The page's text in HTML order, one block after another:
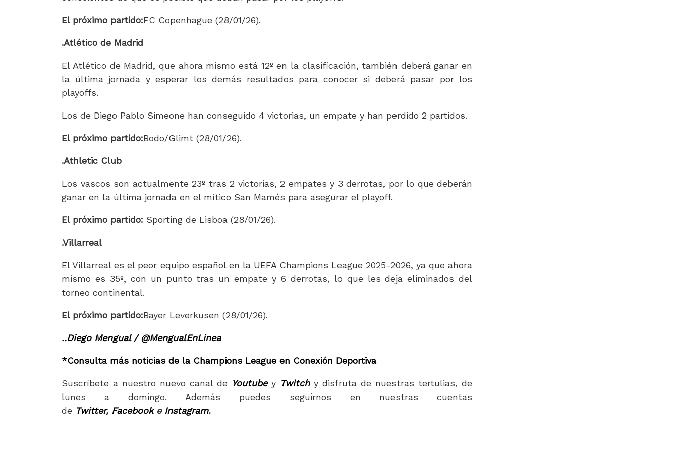
El próximo partido:FC Copenhague (28/01/26).
.Atlético de Madrid
El Atlético de Madrid, que ahora mismo está 12º en la clasificación, también deberá ganar en
la última jornada y esperar los demás resultados para conocer si deberá pasar por los
playoffs.
Los de Diego Pablo Simeone han conseguido 4 victorias, un empate y han perdido 2 partidos.
El próximo partido:Bodo/Glimt (28/01/26).
.Athletic Club
Los vascos son actualmente 23º tras 2 victorias, 2 empates y 3 derrotas, por lo que deberán
ganar en la última jornada en el mítico San Mamés para asegurar el playoff.
El próximo partido: Sporting de Lisboa (28/01/26).
.Villarreal
El Villarreal es el peor equipo español en la UEFA Champions League 2025-2026, ya que ahora
mismo es 35º, con un punto tras un empate y 6 derrotas, lo que les deja eliminados del
torneo continental.
El próximo partido:Bayer Leverkusen (28/01/26).
..Diego Mengual / @MengualEnLinea
*Consulta más noticias de la Champions League en Conexión Deportiva
Suscríbete a nuestro nuevo canal de Youtubey Twitchy disfruta de nuestras tertulias, de
lunes a domingo. Además puedes seguirnos en nuestras cuentas
de Twitter, Facebooke Instagram.